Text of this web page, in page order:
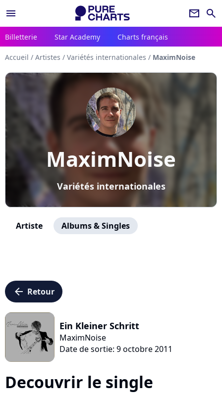
menu newsletter search
Billetterie Star Academy Charts français
Accueil / Artistes / Variétés internationales / MaximNoise
MaximNoise
Variétés internationales
Artiste Albums & Singles
arrow_left Retour
Ein Kleiner Schritt
MaximNoise
Date de sortie: 9 octobre 2011
Decouvrir le single